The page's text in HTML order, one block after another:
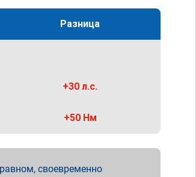
Разница
+30 л.с.
+50 Нм
своевременно